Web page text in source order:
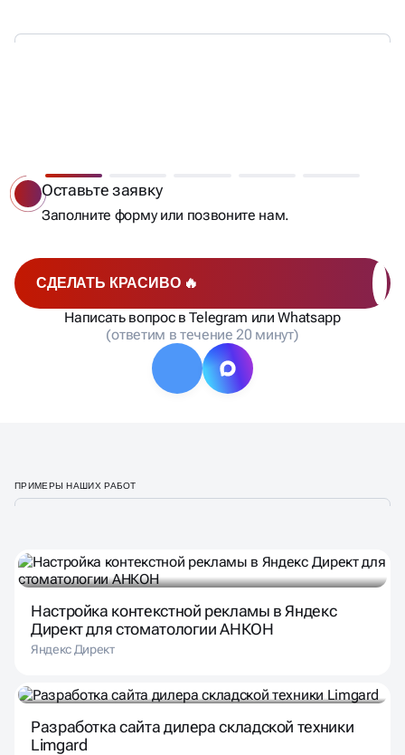
СДЕЛАТЬ КРАСИВО 🔥
Написать вопрос в Telegram или Whatsapp
(ответим в течение 20 минут)
Оставьте заявку
Заполните форму или позвоните нам.
ПРИМЕРЫ НАШИХ РАБОТ
Настройка контекстной рекламы в Яндекс
Директ для стоматологии АНКОН
Яндекс Директ
Разработка сайта дилера складской техники
Limgard